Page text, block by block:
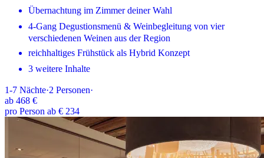
Übernachtung im Zimmer deiner Wahl
4-Gang Degustionsmenü & Weinbegleitung von vier
verschiedenen Weinen aus der Region
reichhaltiges Frühstück als Hybrid Konzept
3 weitere Inhalte
1-7 Nächte·2 Personen·
ab 468 €
pro Person ab € 234